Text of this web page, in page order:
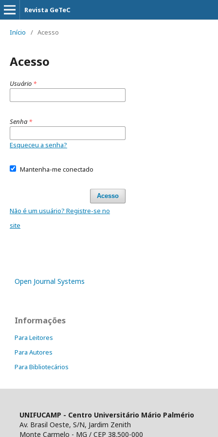
Revista GeTeC
Início / Acesso
Acesso
Usuário *
Senha *
Esqueceu a senha?
Mantenha-me conectado
Acesso
Não é um usuário? Registre-se no
site
Open Journal Systems
Informações
Para Leitores
Para Autores
Para Bibliotecários
UNIFUCAMP - Centro Universitário Mário Palmério
Av. Brasil Oeste, S/N, Jardim Zenith
Monte Carmelo - MG / CEP 38.500-000